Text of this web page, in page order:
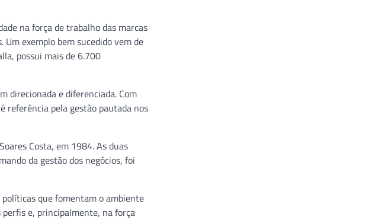
na força de trabalho das marcas
exemplo bem sucedido vem de
possui mais de 6.700
direcionada e diferenciada. Com
referência pela gestão pautada nos
Costa, em 1984. As duas
da gestão dos negócios, foi
políticas que fomentam o ambiente
e, principalmente, na força